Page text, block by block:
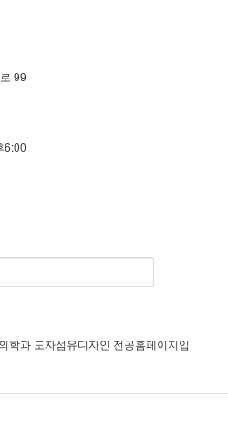
99
6:00
학과 도자섬유디자인 전공홈페이지입